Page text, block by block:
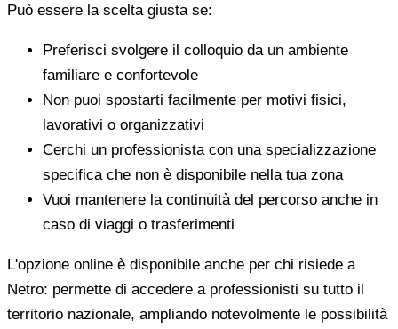
Può essere la scelta giusta se:
Preferisci svolgere il colloquio da un ambiente
familiare e confortevole
Non puoi spostarti facilmente per motivi fisici,
lavorativi o organizzativi
Cerchi un professionista con una specializzazione
specifica che non è disponibile nella tua zona
Vuoi mantenere la continuità del percorso anche in
caso di viaggi o trasferimenti
L'opzione online è disponibile anche per chi risiede a
Netro: permette di accedere a professionisti su tutto il
territorio nazionale, ampliando notevolmente le possibilità